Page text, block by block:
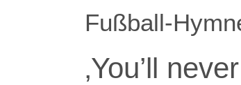
Fußball-
‚You’ll